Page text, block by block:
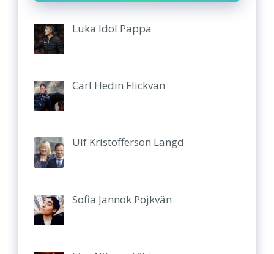
Luka Idol Pappa
Carl Hedin Flickvän
Ulf Kristofferson Längd
Sofia Jannok Pojkvän